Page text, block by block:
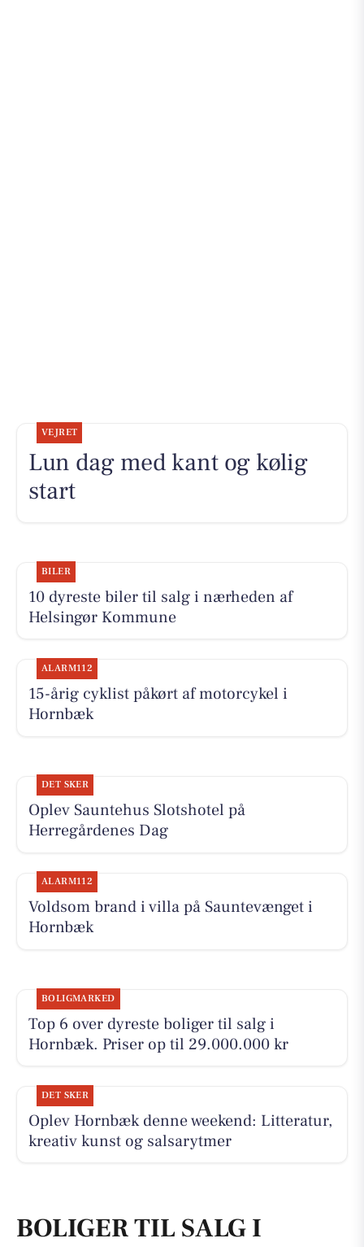
VEJRET
Lun dag med kant og kølig
start
BILER
10 dyreste biler til salg i nærheden af
Helsingør Kommune
ALARM112
15-årig cyklist påkørt af motorcykel i
Hornbæk
DET SKER
Oplev Sauntehus Slotshotel på
Herregårdenes Dag
ALARM112
Voldsom brand i villa på Sauntevænget i
Hornbæk
BOLIGMARKED
Top 6 over dyreste boliger til salg i
Hornbæk. Priser op til 29.000.000 kr
DET SKER
Oplev Hornbæk denne weekend: Litteratur,
kreativ kunst og salsarytmer
BOLIGER TIL SALG I